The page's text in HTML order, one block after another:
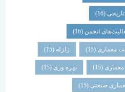
(16)
انجمن(16)
(15) زلزله
(15) بهره وری(15)
(15)